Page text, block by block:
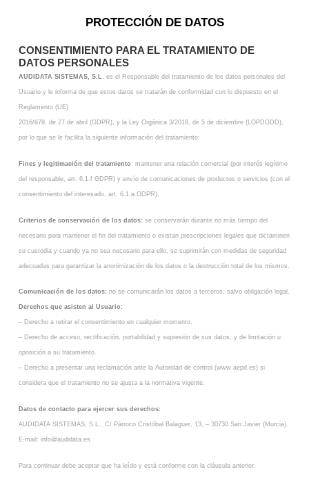
PROTECCIÓN DE DATOS
CONSENTIMIENTO PARA EL TRATAMIENTO DE
DATOS PERSONALES
AUDIDATA SISTEMAS, S.L. es el Responsable del tratamiento de los datos personales del
Usuario y le informa de que estos datos se tratarán de conformidad con lo dispuesto en el
Reglamento (UE)
2016/679, de 27 de abril (GDPR), y la Ley Orgánica 3/2018, de 5 de diciembre (LOPDGDD),
por lo que se le facilita la siguiente información del tratamiento:
Fines y legitimación del tratamiento : mantener una relación comercial (por interés legítimo
del responsable, art. 6.1.f GDPR) y envío de comunicaciones de productos o servicios (con el
consentimiento del interesado, art. 6.1.a GDPR).
Criterios de conservación de los datos: se conservarán durante no más tiempo del
necesario para mantener el fin del tratamiento o existan prescripciones legales que dictaminen
su custodia y cuando ya no sea necesario para ello, se suprimirán con medidas de seguridad
adecuadas para garantizar la anonimización de los datos o la destrucción total de los mismos.
Comunicación de los datos: no se comunicarán los datos a terceros, salvo obligación legal.
Derechos que asisten al Usuario:
– Derecho a retirar el consentimiento en cualquier momento.
– Derecho de acceso, rectificación, portabilidad y supresión de sus datos, y de limitación u
oposición a su tratamiento.
– Derecho a presentar una reclamación ante la Autoridad de control (www.aepd.es) si
considera que el tratamiento no se ajusta a la normativa vigente.
Datos de contacto para ejercer sus derechos:
AUDIDATA SISTEMAS, S.L.. C/ Párroco Cristóbal Balaguer, 13, – 30730 San Javier (Murcia).
E-mail: info@audidata.es
Para continuar debe aceptar que ha leído y está conforme con la cláusula anterior.